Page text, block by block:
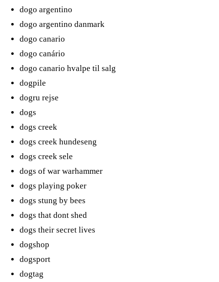
dogo argentino
dogo argentino danmark
dogo canario
dogo canário
dogo canario hvalpe til salg
dogpile
dogru rejse
dogs
dogs creek
dogs creek hundeseng
dogs creek sele
dogs of war warhammer
dogs playing poker
dogs stung by bees
dogs that dont shed
dogs their secret lives
dogshop
dogsport
dogtag